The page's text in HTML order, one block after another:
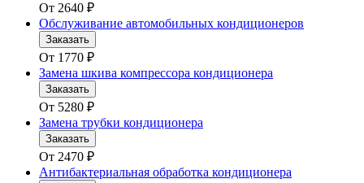
От 2640 ₽
Обслуживание автомобильных кондиционеров
Заказать
От 1770 ₽
Замена шкива компрессора кондиционера
Заказать
От 5280 ₽
Замена трубки кондиционера
Заказать
От 2470 ₽
Антибактериальная обработка кондиционера